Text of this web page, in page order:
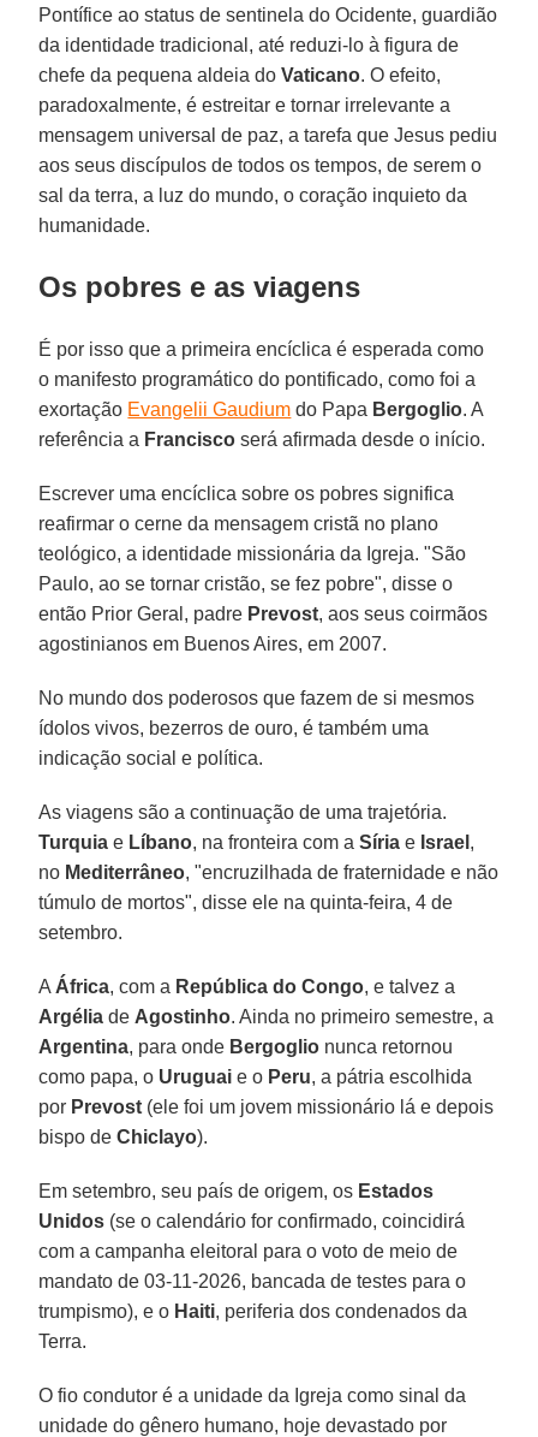
Pontífice ao status de sentinela do Ocidente, guardião
da identidade tradicional, até reduzi-lo à figura de
chefe da pequena aldeia doVaticano. O efeito,
paradoxalmente, é estreitar e tornar irrelevante a
mensagem universal de paz, a tarefa que Jesus pediu
aos seus discípulos de todos os tempos, de serem o
sal da terra, a luz do mundo, o coração inquieto da
humanidade.
Os pobres e as viagens
É por isso que a primeira encíclica é esperada como
o manifesto programático do pontificado, como foi a
exortação Evangelii Gaudium do Papa Bergoglio. A
referência a Francisco será afirmada desde o início.
Escrever uma encíclica sobre os pobres significa
reafirmar o cerne da mensagem cristã no plano
teológico, a identidade missionária da Igreja. "São
Paulo, ao se tornar cristão, se fez pobre", disse o
então Prior Geral, padre Prevost, aos seus coirmãos
agostinianos em Buenos Aires, em 2007.
No mundo dos poderosos que fazem de si mesmos
ídolos vivos, bezerros de ouro, é também uma
indicação social e política.
As viagens são a continuação de uma trajetória.
Turquia e Líbano, na fronteira com aSíria e Israel ,
no Mediterrâneo, "encruzilhada de fraternidade e não
túmulo de mortos", disse ele na quinta-feira, 4 de
setembro.
A África, com a República do Congo, e talvez a
Argélia de Agostinho. Ainda no primeiro semestre, a
Argentina, para onde Bergoglio nunca retornou
como papa, o Uruguai e o Peru, a pátria escolhida
por Prevost (ele foi um jovem missionário lá e depois
bispo deChiclayo).
Em setembro, seu país de origem, os Estados
Unidos (se o calendário for confirmado, coincidirá
com a campanha eleitoral para o voto de meio de
mandato de 03-11-2026, bancada de testes para o
trumpismo), e o Haiti, periferia dos condenados da
Terra.
O fio condutor é a unidade da Igreja como sinal da
unidade do gênero humano, hoje devastado por